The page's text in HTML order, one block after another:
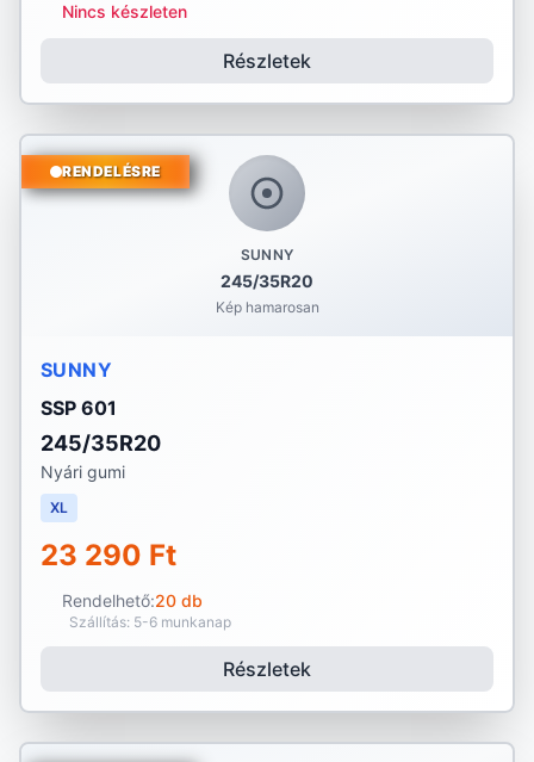
Nincs készleten
Részletek
SUNNY
245/35R20
Kép hamarosan
RENDELÉSRE
SUNNY
SSP 601
245/35R20
Nyári gumi
XL
23 290 Ft
Rendelhető:20 db
Szállítás: 5-6 munkanap
Részletek